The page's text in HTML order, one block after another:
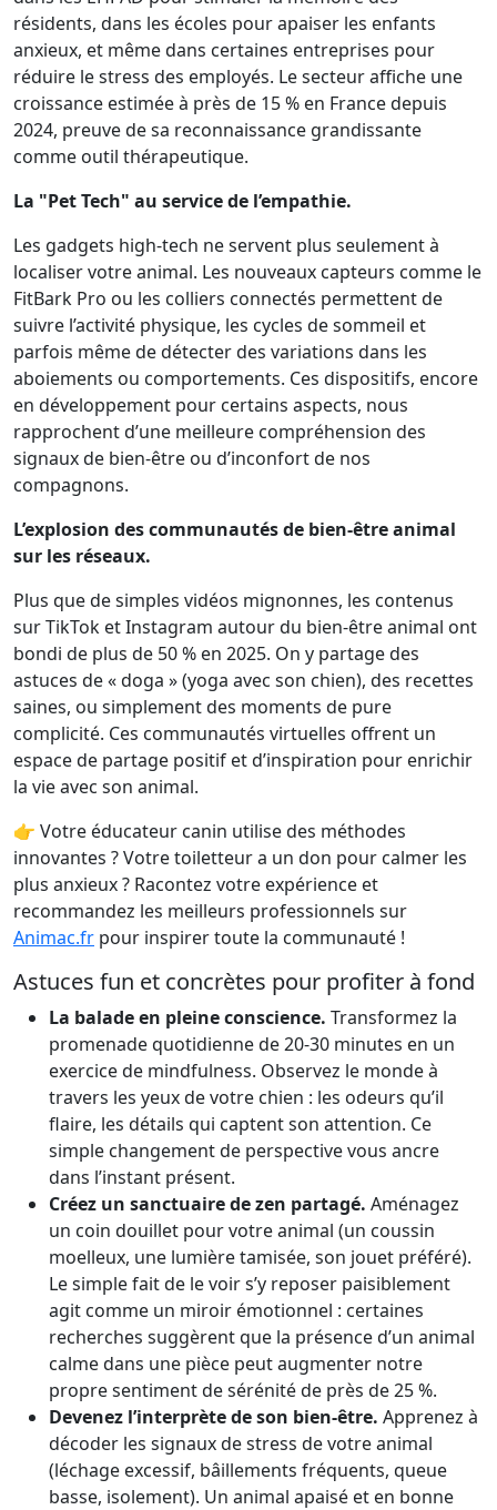
résidents, dans les écoles pour apaiser les enfants
anxieux, et même dans certaines entreprises pour
réduire le stress des employés. Le secteur affiche une
croissance estimée à près de 15 % en France depuis
2024, preuve de sa reconnaissance grandissante
comme outil thérapeutique.
La "Pet Tech" au service de l’empathie.
Les gadgets high-tech ne servent plus seulement à
localiser votre animal. Les nouveaux capteurs comme le
FitBark Pro ou les colliers connectés permettent de
suivre l’activité physique, les cycles de sommeil et
parfois même de détecter des variations dans les
aboiements ou comportements. Ces dispositifs, encore
en développement pour certains aspects, nous
rapprochent d’une meilleure compréhension des
signaux de bien-être ou d’inconfort de nos
compagnons.
L’explosion des communautés de bien-être animal
sur les réseaux.
Plus que de simples vidéos mignonnes, les contenus
sur TikTok et Instagram autour du bien-être animal ont
bondi de plus de 50 % en 2025. On y partage des
astuces de « doga » (yoga avec son chien), des recettes
saines, ou simplement des moments de pure
complicité. Ces communautés virtuelles offrent un
espace de partage positif et d’inspiration pour enrichir
la vie avec son animal.
👉 Votre éducateur canin utilise des méthodes
innovantes ? Votre toiletteur a un don pour calmer les
plus anxieux ? Racontez votre expérience et
recommandez les meilleurs professionnels sur
Animac.fr pour inspirer toute la communauté !
Astuces fun et concrètes pour profiter à fond
La balade en pleine conscience. Transformez la
promenade quotidienne de 20-30 minutes en un
exercice de mindfulness. Observez le monde à
travers les yeux de votre chien : les odeurs qu’il
flaire, les détails qui captent son attention. Ce
simple changement de perspective vous ancre
dans l’instant présent.
Créez un sanctuaire de zen partagé. Aménagez
un coin douillet pour votre animal (un coussin
moelleux, une lumière tamisée, son jouet préféré).
Le simple fait de le voir s’y reposer paisiblement
agit comme un miroir émotionnel : certaines
recherches suggèrent que la présence d’un animal
calme dans une pièce peut augmenter notre
propre sentiment de sérénité de près de 25 %.
Devenez l’interprète de son bien-être. Apprenez à
décoder les signaux de stress de votre animal
(léchage excessif, bâillements fréquents, queue
basse, isolement). Un animal apaisé et en bonne